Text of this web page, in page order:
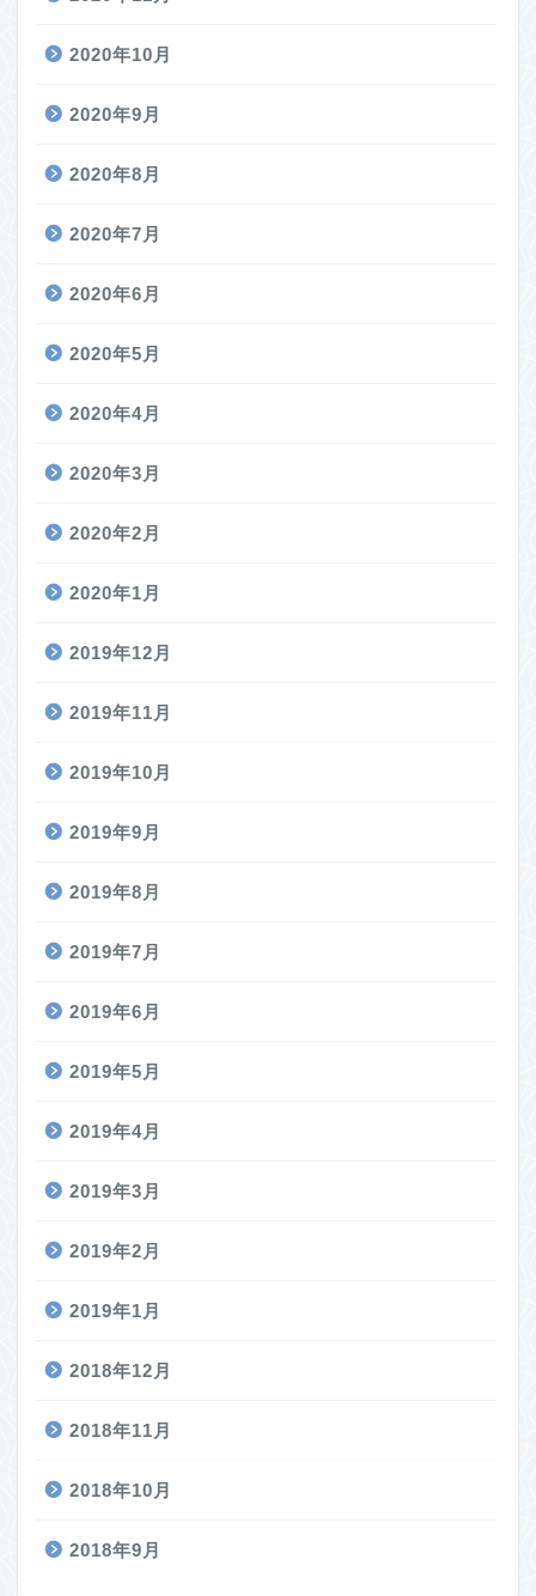
2020年10月
2020年9月
2020年8月
2020年7月
2020年6月
2020年5月
2020年4月
2020年3月
2020年2月
2020年1月
2019年12月
2019年11月
2019年10月
2019年9月
2019年8月
2019年7月
2019年6月
2019年5月
2019年4月
2019年3月
2019年2月
2019年1月
2018年12月
2018年11月
2018年10月
2018年9月